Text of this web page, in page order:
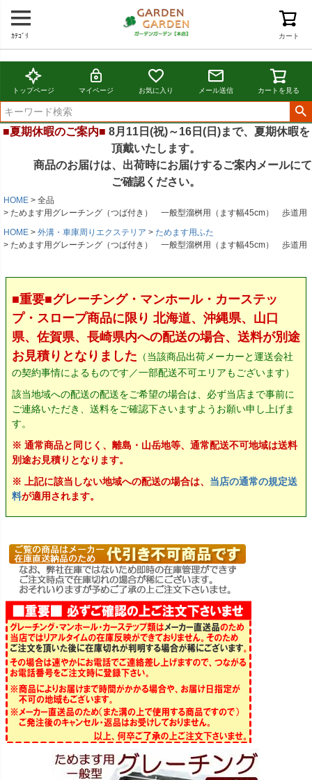
カート
ｶﾃｺﾞﾘ
トップページ マイページ お気に入り メール送信 カートを見る
■夏期休暇のご案内■ 8月11日(祝)～16日(日)まで、夏期休暇を
頂戴いたします。
商品のお届けは、出荷時にお届けするご案内メールにて
ご確認ください。
HOME
全品
ためます用グレーチング（つば付き） 一般型溜桝用（ます幅45cm） 歩道用
HOME
外溝・車庫周りエクステリア
ためます用ふた
ためます用グレーチング（つば付き） 一般型溜桝用（ます幅45cm） 歩道用
■重要■グレーチング・マンホール・カーステッ
プ・スロープ商品に限り 北海道、沖縄県、山口
県、佐賀県、長崎県内への配送の場合、送料が別途
お見積りとなりました （当該商品出荷メーカーと運送会社
の契約事情によるものです／一部配送不可エリアもございます）
該当地域への配送の配送をご希望の場合は、必ず当店まで事前に
ご連絡いただき、送料をご確認下さいますようお願い申し上げま
す。
※ 通常商品と同じく、離島・山岳地等、通常配送不可地域は送料
別途お見積りとなります。
※ 上記に該当しない地域への配送の場合は、 当店の通常の規定送
料が適用されます。